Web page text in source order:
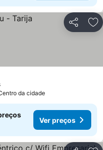
Partilhar
Ver preços
da cidade
Ver preços